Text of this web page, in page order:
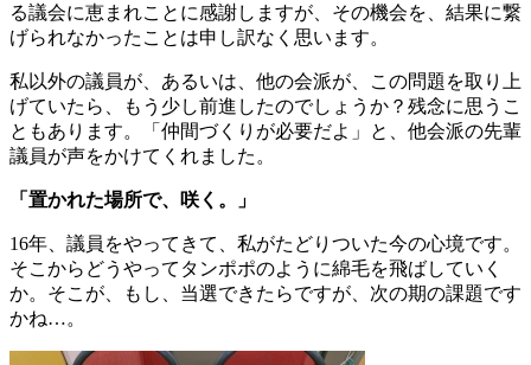
る議会に恵まれことに感謝しますが、その機会を、結果に繋
げられなかったことは申し訳なく思います。
私以外の議員が、あるいは、他の会派が、この問題を取り上
げていたら、もう少し前進したのでしょうか？残念に思うこ
ともあります。「仲間づくりが必要だよ」と、他会派の先輩
議員が声をかけてくれました。
「置かれた場所で、咲く。」
16年、議員をやってきて、私がたどりついた今の心境です。
そこからどうやってタンポポのように綿毛を飛ばしていく
か。そこが、もし、当選できたらですが、次の期の課題です
かね…。